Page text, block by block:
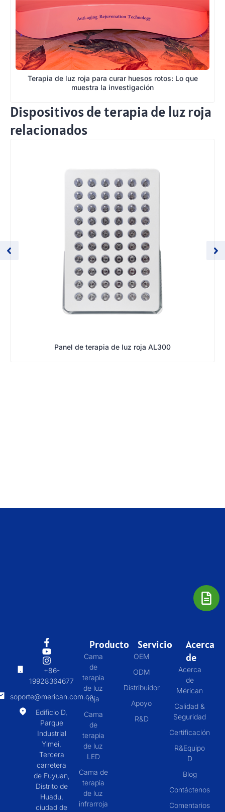
Terapia de luz roja para curar huesos rotos: Lo que
muestra la investigación
Dispositivos de terapia de luz roja
relacionados
Panel de terapia de luz roja AL300
+86-
19928364677
soporte@merican.com.cn
Edificio D,
Parque
Industrial
Yimei,
Tercera
carretera
de Fuyuan,
Distrito de
Huadu,
ciudad de
Producto
Cama
de
terapia
de luz
roja
Cama
de
terapia
de luz
LED
Cama de
terapia
de luz
infrarroja
Servicio
OEM
ODM
Distribuidor
Apoyo
R&D
Acerca
de
Acerca
de
Mérican
Calidad &
Seguridad
Certificación
R&Equipo
D
Blog
Contáctenos
Comentarios